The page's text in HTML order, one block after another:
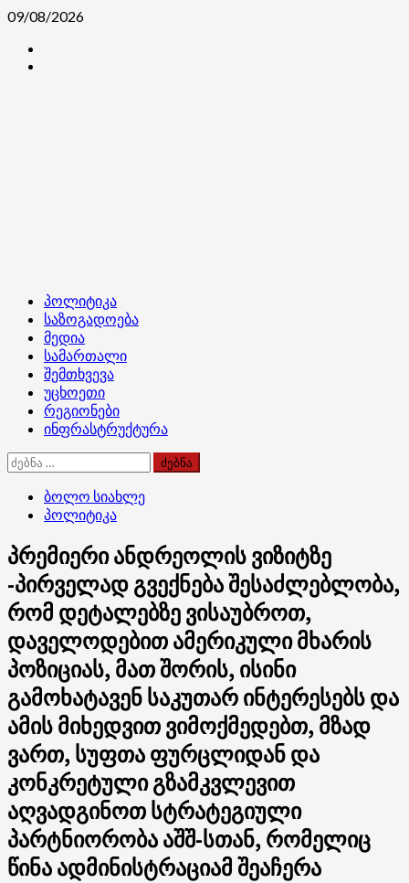
Skip
content
09/08/2026
Primary
Menu
პოლიტიკა
საზოგადოება
მედია
სამართალი
შემთხვევა
უცხოეთი
რეგიონები
ინფრასტრუქტურა
ძებნა:
ბოლო სიახლე
პოლიტიკა
პრემიერი ანდრეოლის ვიზიტზე
-პირველად გვექნება შესაძლებლობა,
რომ დეტალებზე ვისაუბროთ,
დაველოდებით ამერიკული მხარის
პოზიციას, მათ შორის, ისინი
გამოხატავენ საკუთარ ინტერესებს და
ამის მიხედვით ვიმოქმედებთ, მზად
ვართ, სუფთა ფურცლიდან და
კონკრეტული გზამკვლევით
აღვადგინოთ სტრატეგიული
პარტნიორობა აშშ-სთან, რომელიც
წინა ადმინისტრაციამ შეაჩერა